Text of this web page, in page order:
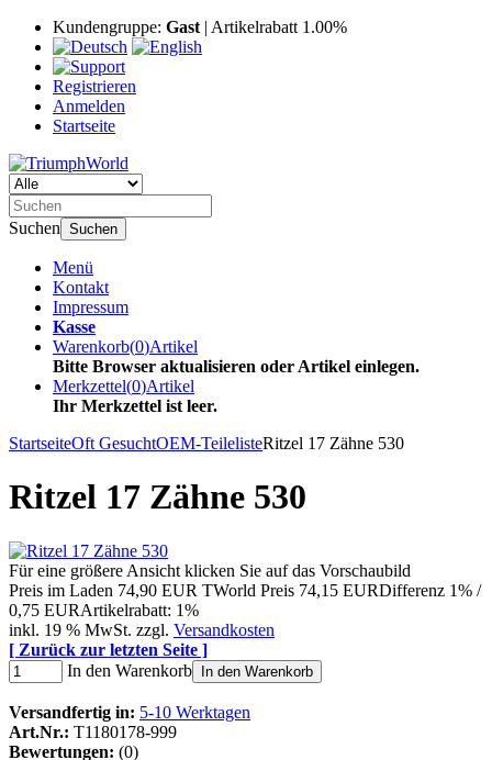
Kundengruppe: Gast | Artikelrabatt 1.00%
Registrieren
Anmelden
Startseite
Suchen Suchen
Menü
Kontakt
Impressum
Kasse
Warenkorb(0)Artikel
Bitte Browser aktualisieren oder Artikel einlegen.
Merkzettel(0)Artikel
Ihr Merkzettel ist leer.
StartseiteOft GesuchtOEM-TeilelisteRitzel 17 Zähne 530
Ritzel 17 Zähne 530
Für eine größere Ansicht klicken Sie auf das Vorschaubild
Preis im Laden 74,90 EUR TWorld Preis 74,15 EURDifferenz 1% /
0,75 EURArtikelrabatt: 1%
inkl. 19 % MwSt. zzgl. Versandkosten
[ Zurück zur letzten Seite ]
In den Warenkorb
In den Warenkorb
Versandfertig in: 5-10 Werktagen
Art.Nr.: T1180178-999
Bewertungen: (0)